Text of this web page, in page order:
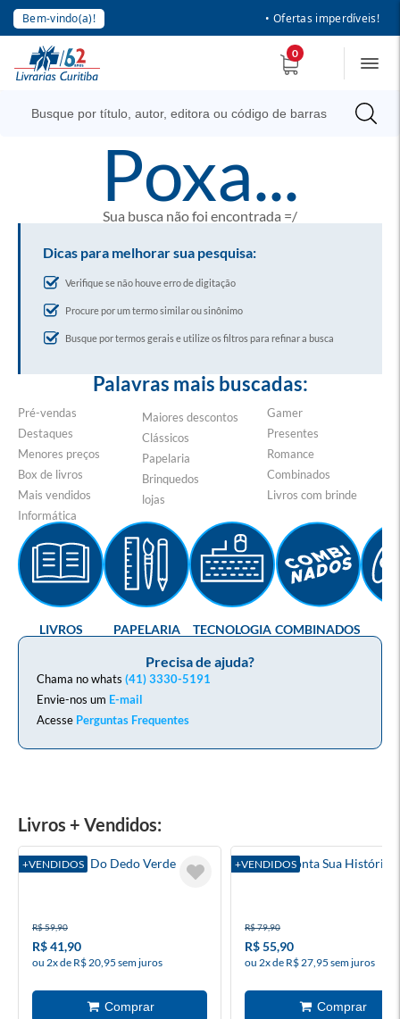
Bem-vindo(a)! • Ofertas imperdíveis!
0
poxa...
Sua busca não foi encontrada =/
Dicas para melhorar sua pesquisa:
Verifique se não houve erro de digitação
Procure por um termo similar ou sinônimo
Busque por termos gerais e utilize os filtros para refinar a busca
Palavras mais buscadas:
Pré-vendas
Destaques
Menores preços
Box de livros
Mais vendidos
Informática
Maiores descontos
Clássicos
Papelaria
Brinquedos
lojas
Gamer
Presentes
Romance
Combinados
Livros com brinde
Precisa de ajuda?
Chama no whats (41) 3330-5191
Envie-nos um E-mail
Acesse Perguntas Frequentes
LIVROS PAPELARIA TECNOLOGIA COMBINADOS
Livros + Vendidos:
+VENDIDOS
O Menino Do Dedo Verde
R$ 59,90
R$ 41,90
ou 2x de R$ 20,95 sem juros
+VENDIDOS
Pai Me Conta Sua História?
R$ 79,90
R$ 55,90
ou 2x de R$ 27,95 sem juros